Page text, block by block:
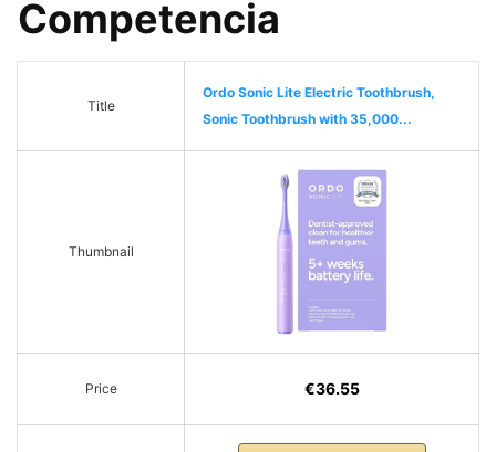
Competencia
Title
Ordo Sonic Lite Electric Toothbrush,
Sonic Toothbrush with 35,000...
Thumbnail
Price €36.55